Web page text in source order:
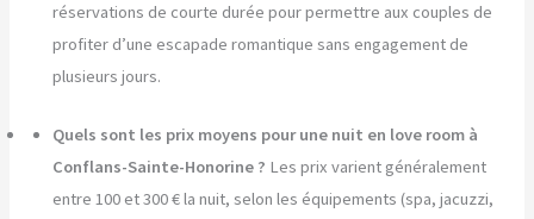
réservations de courte durée pour permettre aux couples de
profiter d’une escapade romantique sans engagement de
plusieurs jours.
Quels sont les prix moyens pour une nuit en love room à
Conflans-Sainte-Honorine ? Les prix varient généralement
entre 100 et 300 € la nuit, selon les équipements (spa, jacuzzi,